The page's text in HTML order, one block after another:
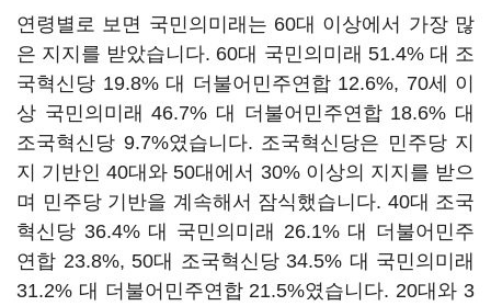
연령별로 보면 국민의미래는 60대 이상에서 가장 많
은 지지를 받았습니다. 60대 국민의미래 51.4% 대 조
국혁신당 19.8% 대 더불어민주연합 12.6%, 70세 이
상 국민의미래 46.7% 대 더불어민주연합 18.6% 대
조국혁신당 9.7%였습니다. 조국혁신당은 민주당 지
지 기반인 40대와 50대에서 30% 이상의 지지를 받으
며 민주당 기반을 계속해서 잠식했습니다. 40대 조국
혁신당 36.4% 대 국민의미래 26.1% 대 더불어민주
연합 23.8%, 50대 조국혁신당 34.5% 대 국민의미래
31.2% 대 더불어민주연합 21.5%였습니다. 20대와 3